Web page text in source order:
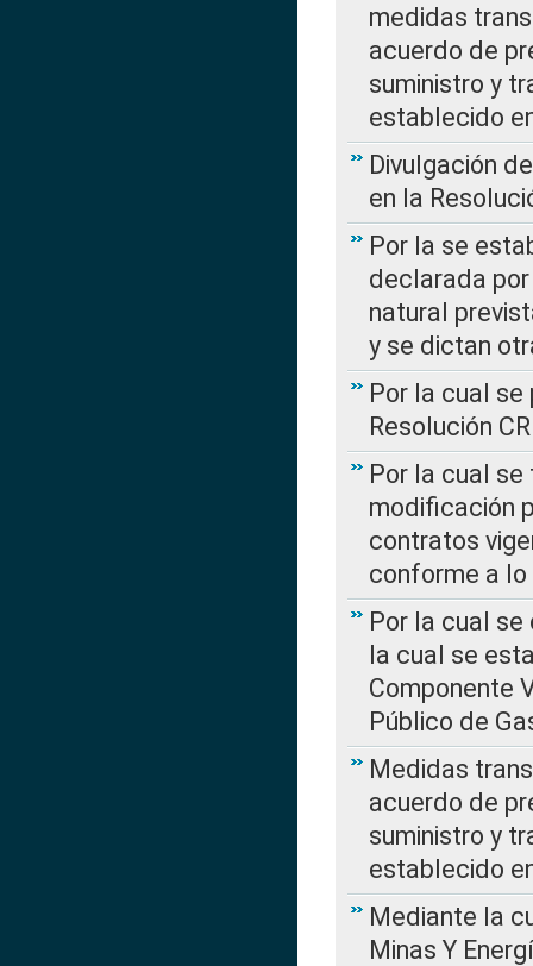
medidas
acuerdo de
suministro y
establecido
Divulgación
en la
Por la se
declarada
natural
y se dictan
Por la cual
Resolución
Por la cual
modificación
contratos
conforme a lo
Por la cual se
la cual se
Componente
Público de
Medidas
acuerdo de
suministro y
establecido
Mediante la
Minas Y